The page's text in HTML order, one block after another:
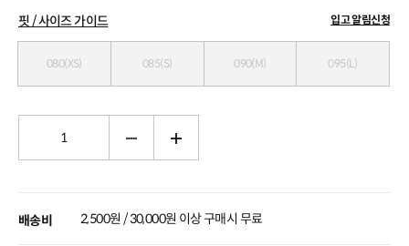
핏 / 사이즈 가이드 입고 알림신청
080(XS) 085(S) 090(M) 095(L)
배송비 2,500원 / 30,000원 이상 구매시 무료